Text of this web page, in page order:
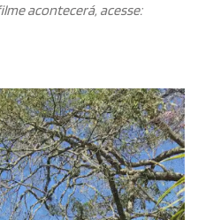
acontecerá, acesse: